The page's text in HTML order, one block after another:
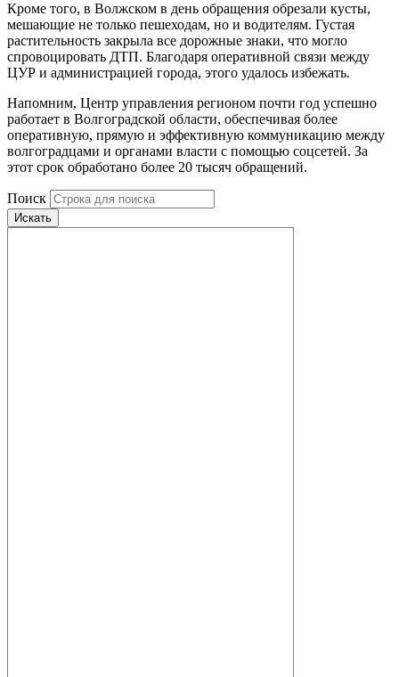
Кроме того, в Волжском в день обращения обрезали кусты,
мешающие не только пешеходам, но и водителям. Густая
растительность закрыла все дорожные знаки, что могло
спровоцировать ДТП. Благодаря оперативной связи между
ЦУР и администрацией города, этого удалось избежать.
Напомним, Центр управления регионом почти год успешно
работает в Волгоградской области, обеспечивая более
оперативную, прямую и эффективную коммуникацию между
волгоградцами и органами власти с помощью соцсетей. За
этот срок обработано более 20 тысяч обращений.
Поиск
Искать